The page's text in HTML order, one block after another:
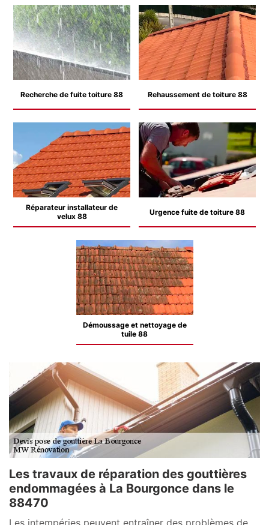
Recherche de fuite toiture 88 Rehaussement de toiture 88
Réparateur installateur de
velux 88
Urgence fuite de toiture 88
Démoussage et nettoyage de
tuile 88
Les travaux de réparation des gouttières
endommagées à La Bourgonce dans le
88470
Les intempéries peuvent entraîner des problèmes de